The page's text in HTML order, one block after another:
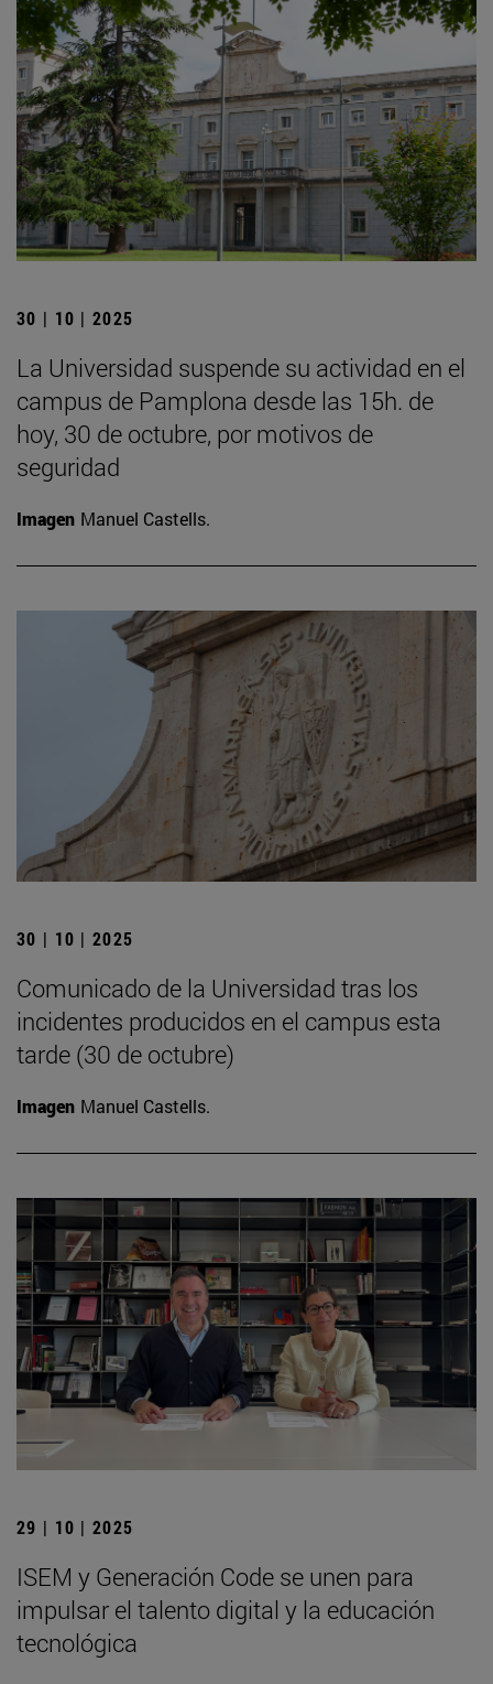
30 | 10 | 2025
La Universidad suspende su actividad en el
campus de Pamplona desde las 15h. de
hoy, 30 de octubre, por motivos de
seguridad
Imagen Manuel Castells.
30 | 10 | 2025
Comunicado de la Universidad tras los
incidentes producidos en el campus esta
tarde (30 de octubre)
Imagen Manuel Castells.
29 | 10 | 2025
ISEM y Generación Code se unen para
impulsar el talento digital y la educación
tecnológica